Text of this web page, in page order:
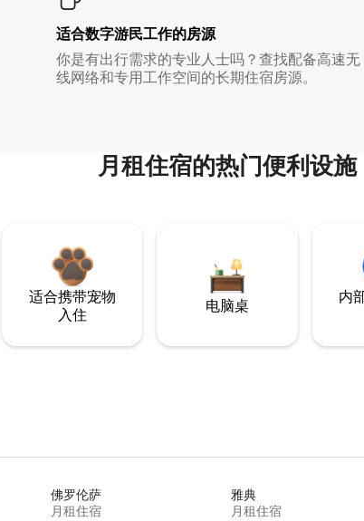
适合数字游民工作的房源
你是有出行需求的专业人士吗？查找配备高速无
线网络和专用工作空间的长期住宿房源。
月租住宿的热门便利设施
适合携带宠物
入住
电脑桌
内
佛罗伦萨
月租住宿
雅典
月租住宿